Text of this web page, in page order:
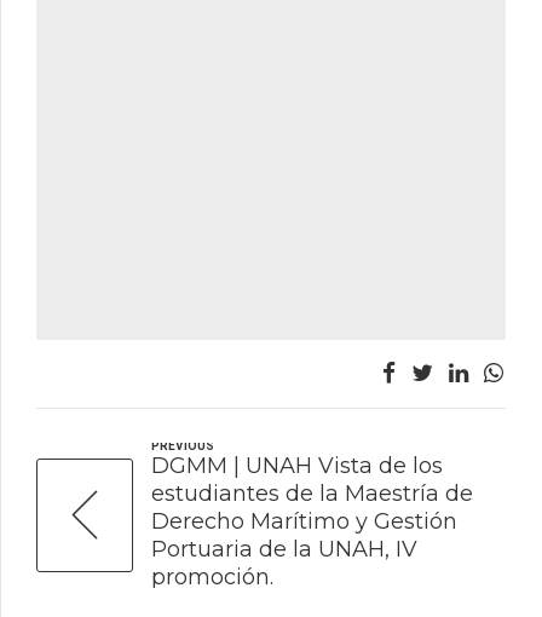
PREVIOUS
DGMM | UNAH Vista de los
estudiantes de la Maestría de
Derecho Marítimo y Gestión
Portuaria de la UNAH, IV
promoción.